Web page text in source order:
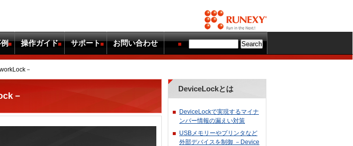
操作ガイド サポート お問い合わせ
－
－
DeviceLockとは
DeviceLockで実現するマイナ
ンバー情報の漏えい対策
USBメモリーやプリンタなど
外部デバイスを制御 －Device